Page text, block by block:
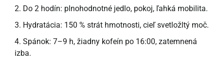
Do 2 hodín: plnohodnotné jedlo, pokoj, ľahká mobilita.
Hydratácia: 150 % strát hmotnosti, cieľ svetložltý moč.
Spánok: 7–9 h, žiadny kofeín po 16:00, zatemnená
izba.